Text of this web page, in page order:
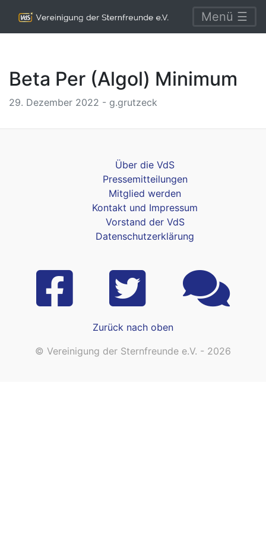
Menü ☰
Beta Per (Algol) Minimum
29. Dezember 2022 - g.grutzeck
Über die VdS
Pressemitteilungen
Mitglied werden
Kontakt und Impressum
Vorstand der VdS
Datenschutzerklärung
Zurück nach oben
© Vereinigung der Sternfreunde e.V. - 2026